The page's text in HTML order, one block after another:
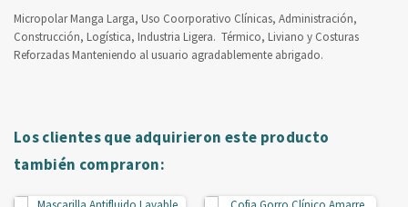
Micropolar Manga Larga, Uso Coorporativo Clínicas, Administración,
Construcción, Logística, Industria Ligera. Térmico, Liviano y Costuras
Reforzadas Manteniendo al usuario agradablemente abrigado.
Los clientes que adquirieron este producto
también compraron: